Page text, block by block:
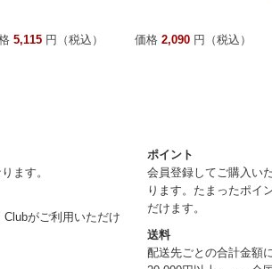
5,115円（税込） 価格 2,090円（税込）
ます。
がご利用いただけ
ポイント
会員登録してご購入い
ります。たまったポイ
だけます。
送料
配送先ごとの合計金額